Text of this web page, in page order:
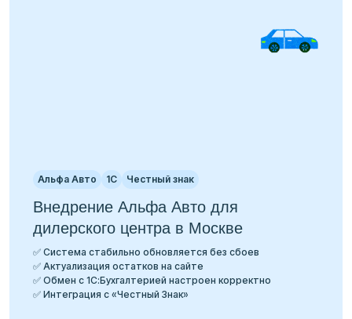
Альфа Авто 1С Честный знак
Внедрение Альфа Авто для
дилерского центра в Москве
✅ Система стабильно обновляется без сбоев
✅ Актуализация остатков на сайте
✅ Обмен с 1С:Бухгалтерией настроен корректно
✅ Интеграция с «Честный Знак»